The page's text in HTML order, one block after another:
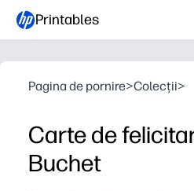
Printables
Pagina de pornire>Colecții>
Carte de
Buchet